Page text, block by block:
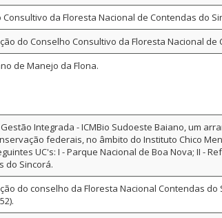
da Floresta Nacional de Contendas do
do Conselho Consultivo da Floresta Nacional
de Manejo da Flona.
Integrada - ICMBio Sudoeste Baiano, um
federais, no âmbito do Instituto Chico
UC's: I - Parque Nacional de Boa Nova; II -
do Sincorá.
do conselho da Floresta Nacional Contendas